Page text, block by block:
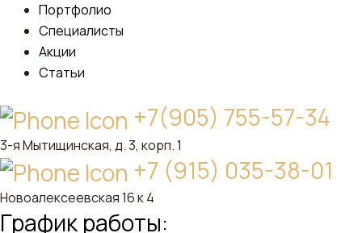
Портфолио
Специалисты
Акции
Статьи
+7(905) 755-57-34
3-я Мытищинская, д. 3, корп. 1
+7 (915) 035-38-01
Новоалексеевская 16 к 4
График работы: